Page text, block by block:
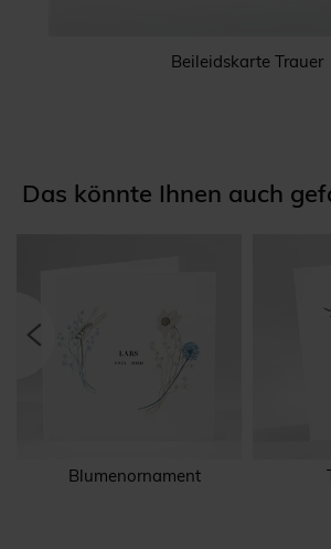
Beileidskarte Trauer
Das könnte Ihnen auch
Blumenornament